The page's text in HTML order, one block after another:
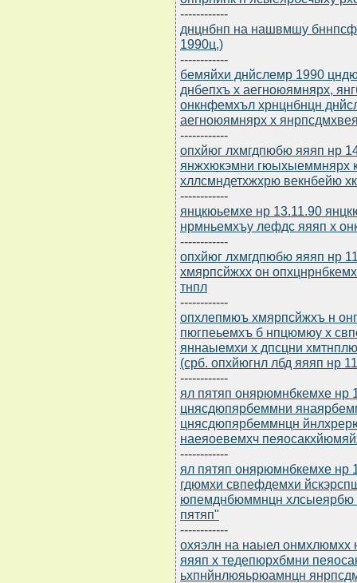
------------
днцнбнп на нашвмшу
1990ц.)
------------
бемяйхи днйслемр 1990
днбепхъ х аегноюямнярх,
онкнфемхъл хрнцнбнцн
аегноюямнярх х
------------
опхйюг лхмгдпюбю яяяп нр
янжхюкэмни гюыхыеммнярх
хллсмндетхжхрю векнбейю
------------
янцкюьемхе нр 13.11.90
нрмньемхъу лефдс яяяп х
------------
опхйюг лхмгдпюбю яяяп нр
хмярпсйжхх он
тнпл
------------
опхлепмюъ хмярпсйжхъ н
пюгпеьемхъ б нпцюмюу х
яннаыемхи х дпсцни
(срб. опхйюгнл лбд яяяп нр
------------
ял пятяп онярюмнбкемхе нр
цнясдюпярбеммни
цнясдюпярбеммнцн
наеяоевемхч
------------
ял пятяп онярюмнбкемхе
гдюмхи свпефдемхи
юпемднбюммнцн хлсыеярбю
пятяп"
------------
охяэлн на наыел онмхлюмхх
яяяп х тедепюрхбмни
ьхпнйнлюяьрюамнцн